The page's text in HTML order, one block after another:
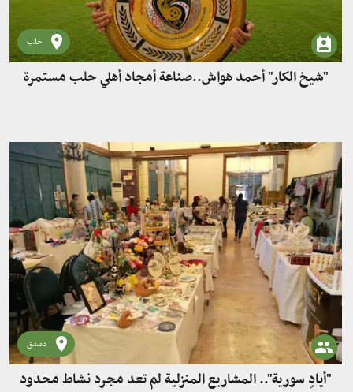
حلب
"شيخ الكار" أحمد هواش..صناعة أمجاد أهلي حلب مستمرة
دمشق
"أيادٍ سورية".. المشاريع المنزلية لم تعد مجرد نشاط محدود